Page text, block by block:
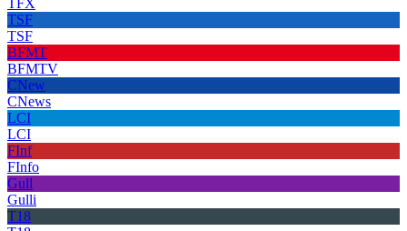
TFX
TSF
TSF
BFMT
BFMTV
CNew
CNews
LCI
LCI
FInf
FInfo
Gull
Gulli
T18